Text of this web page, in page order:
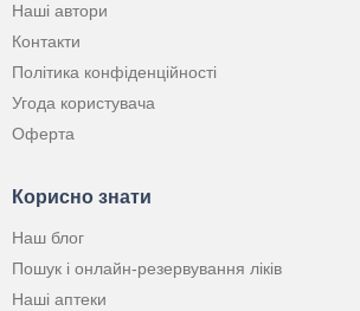
Наші автори
Контакти
Політика конфіденційності
Угода користувача
Оферта
Корисно знати
Наш блог
Пошук і онлайн-резервування ліків
Наші аптеки